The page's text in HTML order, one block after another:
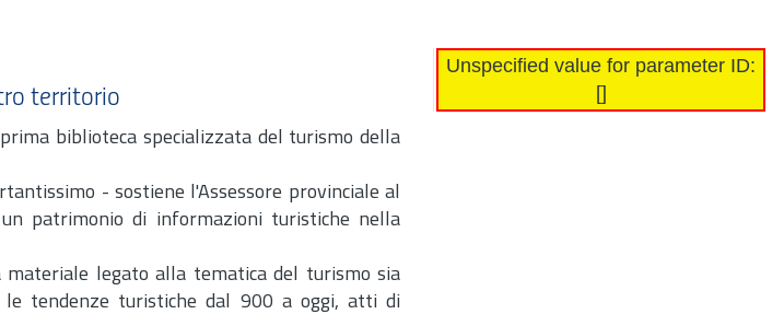
territorio
biblioteca specializzata del turismo della
- sostiene l'Assessore provinciale al
patrimonio di informazioni turistiche nella
materiale legato alla tematica del turismo sia
le tendenze turistiche dal 900 a oggi, atti di
Unspecified value for parameter ID:
[]